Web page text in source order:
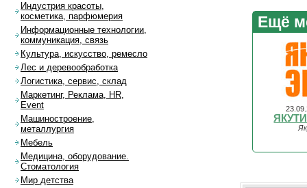
Ещё
Индустрия красоты,
косметика, парфюмерия
Информационные технологии,
коммуникация, связь
Культура, искусство, ремесло
Лес и деревообработка
Логистика, сервис, склад
Маркетинг, Реклама, HR,
Event
Машиностроение,
металлургия
Мебель
Медицина, оборудование.
Стоматология
Мир детства